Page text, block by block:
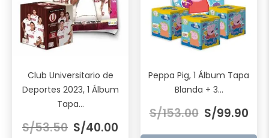
Club Universitario de
Deportes 2023, 1 Álbum
Tapa...
S/53.50 precio
S/40.00 precio
Peppa Pig, 1 Álbum Tapa
Blanda + 3...
S/153.00 precio
original
S/99.90